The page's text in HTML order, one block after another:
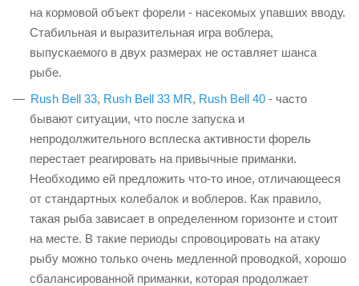
на кормовой объект форели - насекомых упавших вводу.
Стабильная и выразительная игра воблера,
выпускаемого в двух размерах не оставляет шанса
рыбе.
Rush Bell 33, Rush Bell 33 MR, Rush Bell 40 - часто
бывают ситуации, что после запуска и
непродолжительного всплеска активности форель
перестает реагировать на привычные приманки.
Необходимо ей предложить что-то иное, отличающееся
от стандартных колебалок и воблеров. Как правило,
такая рыба зависает в определенном горизонте и стоит
на месте. В такие периоды спровоцировать на атаку
рыбу можно только очень медленной проводкой, хорошо
сбалансированной приманки, которая продолжает